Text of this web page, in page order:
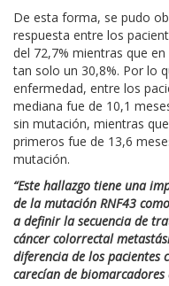
De esta forma, se pudo
respuesta entre los
del 72,7% mientras que
tan solo un 30,8%. Por lo
enfermedad, entre los
mediana fue de 10,1
sin mutación, mientras
primeros fue de 13,6
mutación.
“Este hallazgo tiene una
de la mutación RNF43
a definir la secuencia de
cáncer colorrectal
diferencia de los pacientes
carecían de biomarcadores